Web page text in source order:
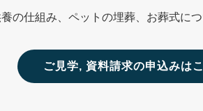
の仕組み、ペットの埋葬、お葬式に
ご見学, 資料請求の申込みは